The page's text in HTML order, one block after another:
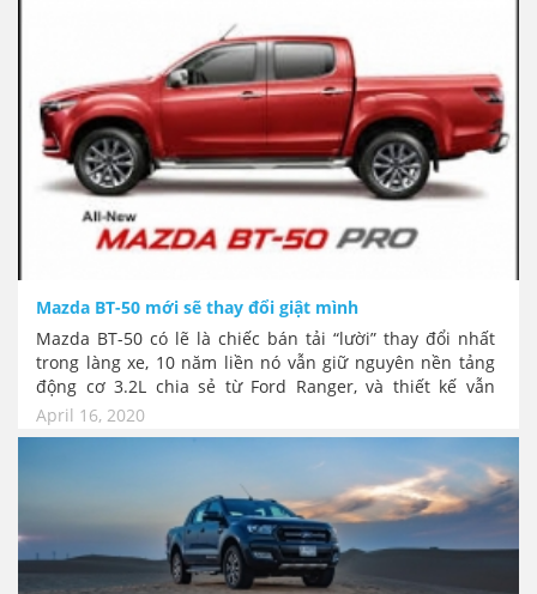
Mazda BT-50 mới sẽ thay đổi giật mình
Mazda BT-50 có lẽ là chiếc bán tải “lười” thay đổi nhất
trong làng xe, 10 năm liền nó vẫn giữ nguyên nền tảng
động cơ 3.2L chia sẻ từ Ford Ranger, và thiết kế vẫn
loanh quanh phom “mũi tròn” cũ kỹ. Nhưng gần đây
hàng loạt tin đồn về thế hệ mới của BT-50 rộ lên với sự
thay đổi hoàn toàn về hình ảnh phỏng đoán và công
nghệ chung với Isuzu D-Max.
April 16, 2020